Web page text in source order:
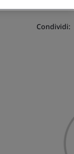
Condividi: